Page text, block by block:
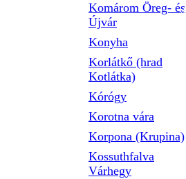
Komárom Öreg- és
Újvár
Konyha
Korlátkő (hrad
Kotlátka)
Kórógy
Korotna vára
Korpona (Krupina)
Kossuthfalva
Várhegy